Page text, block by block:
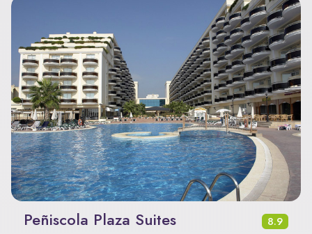
Peñiscola Plaza Suites 8.9